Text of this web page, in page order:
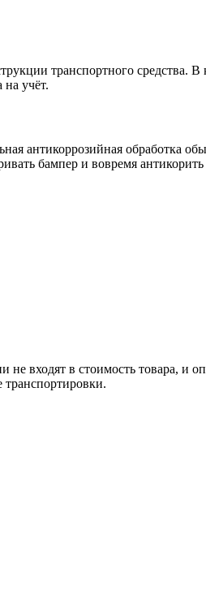
транспортного средства.
на учёт.
антикоррозийная обработка
бампер и вовремя
входят в стоимость товара, и
транспортировки.